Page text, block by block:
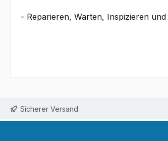
- Reparieren, Warten, Inspizieren
Sicherer Versand